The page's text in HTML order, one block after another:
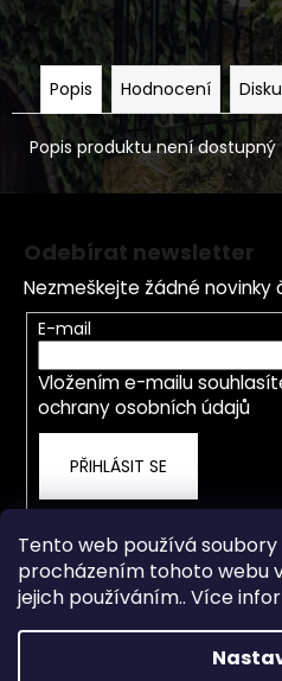
Tento web používá
procházením tohoto webu
jejich používáním.. Více
Popis Hodnocení
Popis produktu není dostupný
Odebírat newsletter
Nezmeškejte žádné novinky
E-mail
Vložením e-mailu
ochrany osobních údajů
PŘIHLÁSIT SE